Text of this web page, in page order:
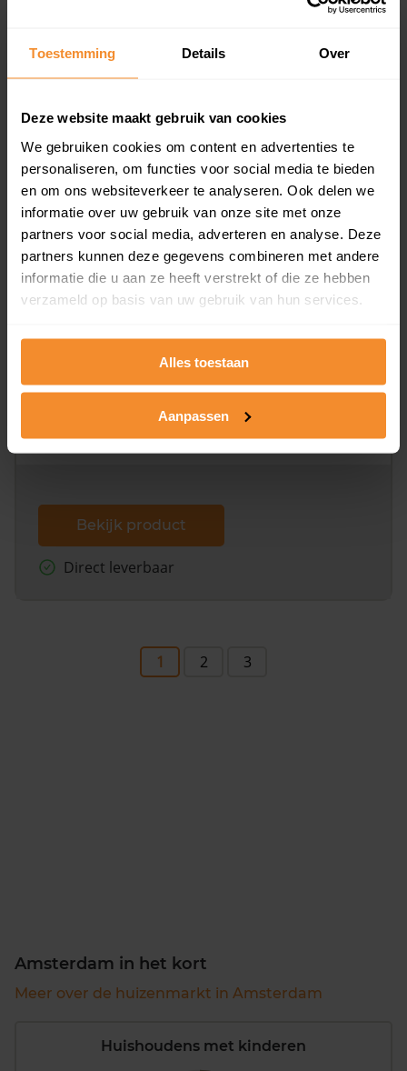
Toestemming Details Over
Deze website maakt gebruik van cookies
We gebruiken cookies om content en advertenties te
personaliseren, om functies voor social media te bieden
en om ons websiteverkeer te analyseren. Ook delen we
informatie over uw gebruik van onze site met onze
partners voor social media, adverteren en analyse. Deze
partners kunnen deze gegevens combineren met andere
informatie die u aan ze heeft verstrekt of die ze hebben
verzameld op basis van uw gebruik van hun services.
Alles toestaan
Aanpassen
koopsommen.
Bekijk product
Direct leverbaar
Kadastrale kaart pakket
Alleen globale ligging perceel
omliggende percelen met de kadastrale erfgrenzen,
dit inclusief de luchtfoto!
Bekijk product
Direct leverbaar
1 2 3
Amsterdam in het kort
Meer over de huizenmarkt in Amsterdam
Huishoudens met kinderen